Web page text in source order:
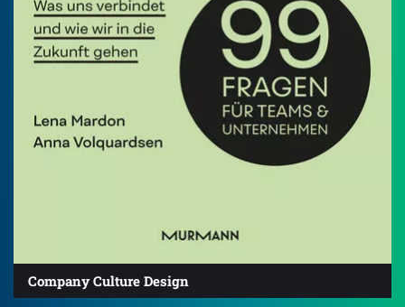
Company Culture Design